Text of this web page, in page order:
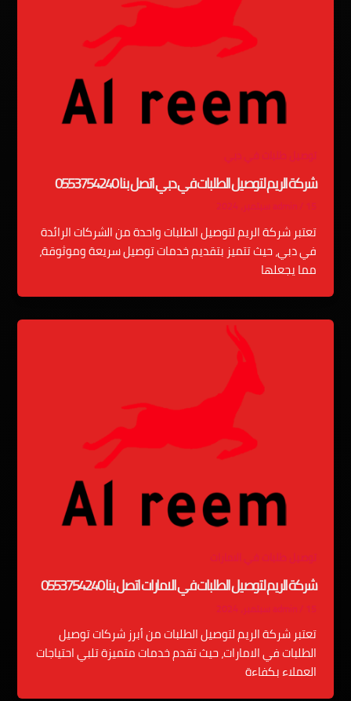
توصيل طلبات في دبي
شركة الريم لتوصيل الطلبات في دبي اتصل بنا 0553754240
admin/ 15 سبتمبر، 2024
تعتبر شركة الريم لتوصيل الطلبات واحدة من الشركات الرائدة
في دبي، حيث تتميز بتقديم خدمات توصيل سريعة وموثوقة،
مما يجعلها
توصيل طلبات في الامارات
شركة الريم لتوصيل الطلبات في الامارات اتصل بنا 0553754240
admin/ 15 سبتمبر، 2024
تعتبر شركة الريم لتوصيل الطلبات من أبرز شركات توصيل
الطلبات في الامارات، حيث تقدم خدمات متميزة تلبي احتياجات
العملاء بكفاءة